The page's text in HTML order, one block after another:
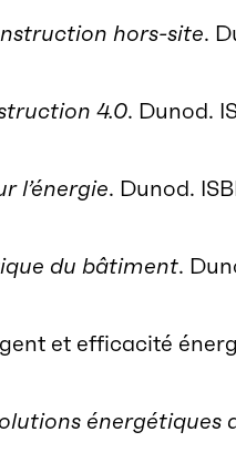
hors-site.
4.0. Dunod.
l’énergie. Dunod.
du bâtiment.
et efficacité
énergétiques